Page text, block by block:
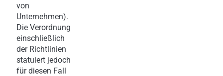
von
Unternehmen).
Die Verordnung
einschließlich
der Richtlinien
statuiert jedoch
für diesen Fall